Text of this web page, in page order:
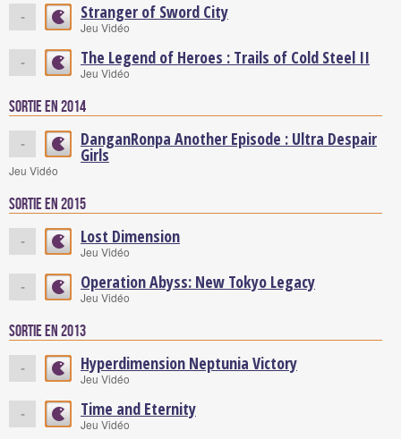
- Stranger of Sword City
Jeu Vidéo
- The Legend of Heroes : Trails of Cold Steel II
Jeu Vidéo
Sortie en 2014
- DanganRonpa Another Episode : Ultra Despair
Girls
Jeu Vidéo
Sortie en 2015
- Lost Dimension
Jeu Vidéo
- Operation Abyss: New Tokyo Legacy
Jeu Vidéo
Sortie en 2013
- Hyperdimension Neptunia Victory
Jeu Vidéo
- Time and Eternity
Jeu Vidéo